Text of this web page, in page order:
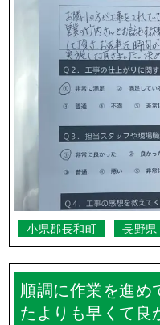
小県郡長和町 長野県
順調に作業を進め
たよりも早くて良